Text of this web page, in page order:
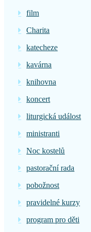
film
Charita
katecheze
kavárna
knihovna
koncert
liturgická událost
ministranti
Noc kostelů
pastorační rada
pobožnost
pravidelné kurzy
program pro děti